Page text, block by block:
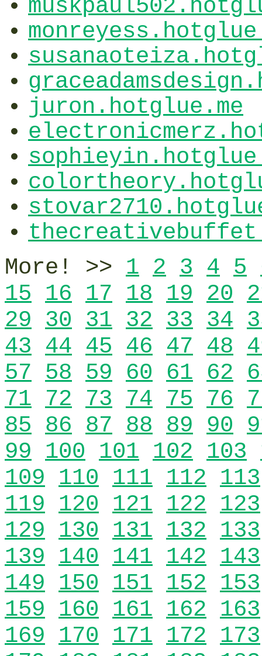
juron.hotglue.me
More! >> 1 2 3 4 5
15 16 17 18 19 20
29 30 31 32 33 34
43 44 45 46 47 48
57 58 59 60 61 62
71 72 73 74 75 76
85 86 87 88 89 90
99 100 101 102 103
109 110 111 112 113
119 120 121 122 123
129 130 131 132 133
139 140 141 142 143
149 150 151 152 153
159 160 161 162 163
169 170 171 172 173